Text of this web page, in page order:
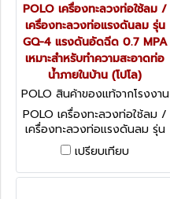
POLO เครื่องทะลวงท่อใช้ลม /
เครื่องทะลวงท่อแรงดันลม รุ่น
GQ-4 แรงดันอัดฉีด 0.7 MPA
เหมาะสำหรับทำความสะอาดท่อ
น้ำภายในบ้าน (โปโล)
POLO สินค้าของแท้จากโรงงาน
ผู้ผลิต GQ-4
POLO เครื่องทะลวงท่อใช้ลม /
เครื่องทะลวงท่อแรงดันลม รุ่น
GQ-4 แรงดันอัดฉีด 0.7 MPA
เหมาะสำหรับทำความสะอาดท่อ
น้ำภายในบ้าน (โปโล)
เปรียบเทียบ